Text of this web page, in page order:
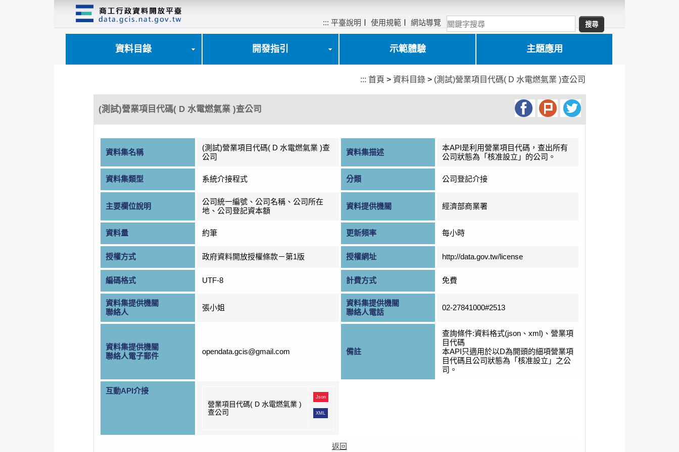
::: 平臺說明 〡使用規範 〡網站導覽
資料目錄 開發指引 示範體驗 主題應用
::: 首頁 >資料目錄 > (測試)營業項目代碼( D 水電燃氣業 )查公司
(測試)營業項目代碼( D 水電燃氣業 )查公司
資料集名稱
(測試)營業項目代碼( D 水電燃氣業 )查
公司
資料集描述
本API是利用營業項目代碼，查出所有
公司狀態為「核准設立」的公司。
資料集類型 系統介接程式 分類 公司登記介接
主要欄位說明
公司統一編號、公司名稱、公司所在
地、公司登記資本額
資料提供機關 經濟部商業署
資料量 約筆 更新頻率 每小時
授權方式 政府資料開放授權條款－第1版 授權網址 http://data.gov.tw/license
編碼格式 UTF-8 計費方式 免費
資料集提供機關
聯絡人
張小姐
資料集提供機關
聯絡人電話
02-27841000#2513
資料集提供機關
聯絡人電子郵件
opendata.gcis@gmail.com 備註
查詢條件:資料格式(json、xml)、營業項
目代碼
本API只適用於以D為開頭的細項營業項
目代碼且公司狀態為「核准設立」之公
司。
互動API介接
營業項目代碼( D 水電燃氣業 )
查公司
Json
XML
返回